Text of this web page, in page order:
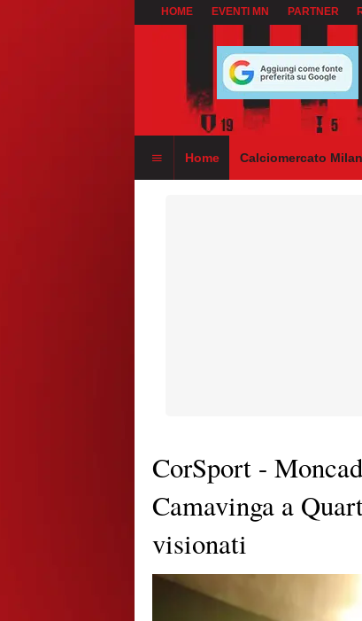
HOME EVENTI MN PARTNER
Home Calciomercato Milan
CorSport -
Camavinga a
visionati